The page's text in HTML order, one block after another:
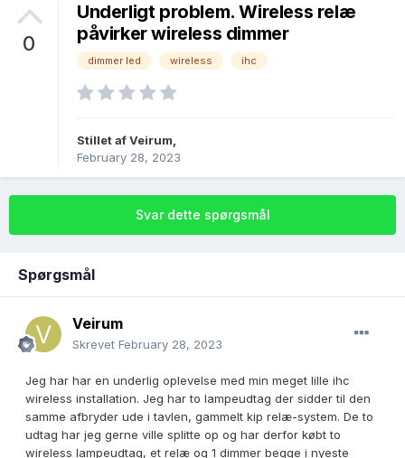
0
Underligt problem. Wireless relæ
påvirker wireless dimmer
dimmer led wireless ihc
Stillet afVeirum,
February 28, 2023
Svar dette spørgsmål
Spørgsmål
Veirum
Skrevet February 28, 2023
Jeg har har en underlig oplevelse med min meget lille ihc
wireless installation. Jeg har to lampeudtag der sidder til den
samme afbryder ude i tavlen, gammelt kip relæ-system. De to
udtag har jeg gerne ville splitte op og har derfor købt to
wireless lampeudtag, et relæ og 1 dimmer begge i nyeste